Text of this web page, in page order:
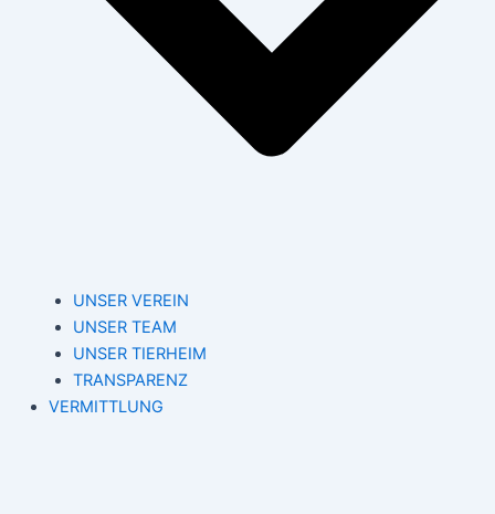
UNSER VEREIN
UNSER TEAM
UNSER TIERHEIM
TRANSPARENZ
VERMITTLUNG